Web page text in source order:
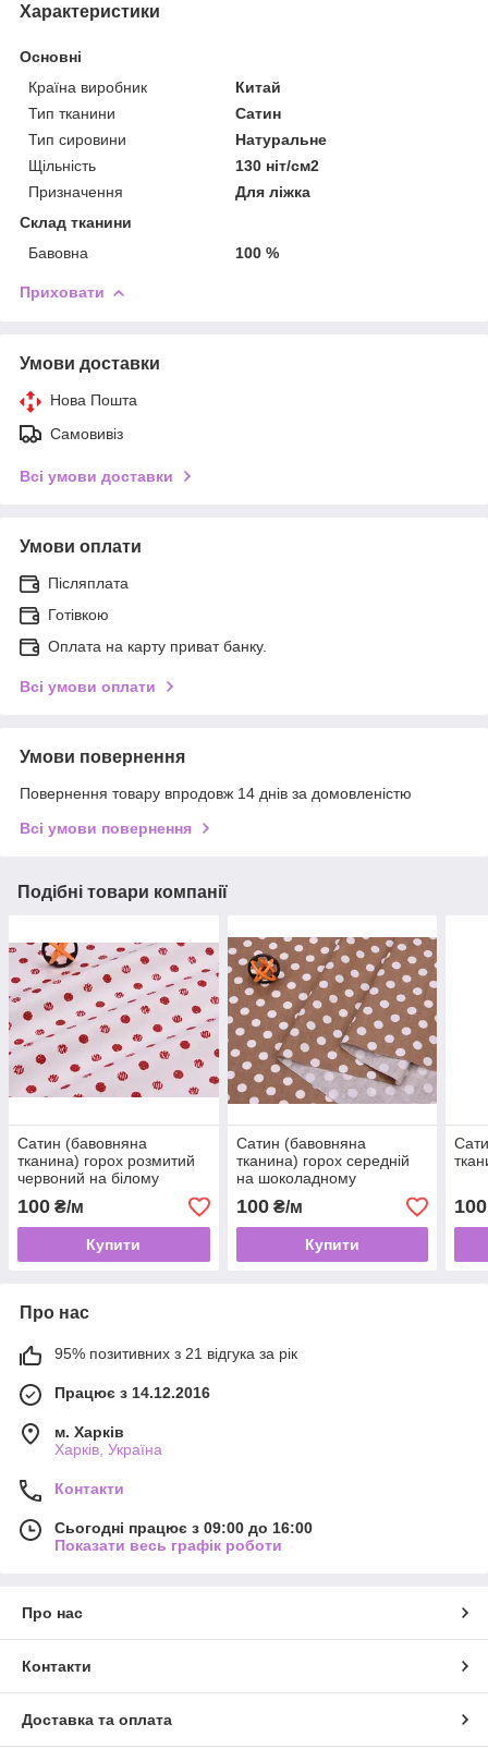
Характеристики
Основні
Країна виробник
Китай
Тип тканини
Сатин
Тип сировини
Натуральне
Щільність
130 ніт/см2
Призначення
Для ліжка
Склад тканини
Бавовна
100 %
Приховати
Умови доставки
Нова Пошта
Самовивіз
Всі умови доставки
Умови оплати
Післяплата
Готівкою
Оплата на карту приват банку.
Всі умови оплати
Умови повернення
Повернення товару впродовж 14 днів за домовленістю
Всі умови повернення
Подібні товари компанії
Сатин (бавовняна
тканина) горох розмитий
червоний на білому
100 ₴/м
Купити
Сатин (бавовняна
тканина) горох середній
на шоколадному
100₴/м
Купити
100
Про нас
95% позитивних з 21 відгука за рік
Працює з 14.12.2016
м. Харків
Харків, Україна
Контакти
Сьогодні працює з 09:00 до 16:00
Показати весь графік роботи
Про нас
Контакти
Доставка та оплата